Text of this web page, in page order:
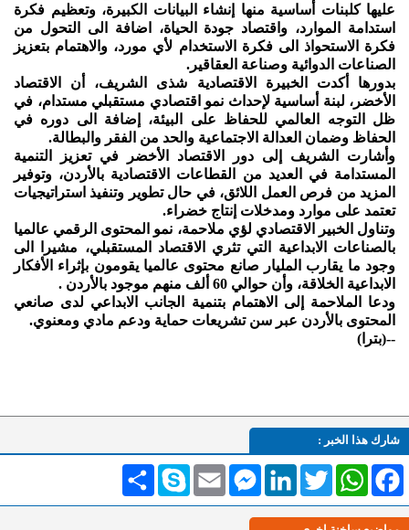
عليها كلبنات أساسية منها إنشاء البيانات الكبيرة، وتعظيم فكرة
استدامة الموارد، واقتصاد جودة الحياة، اضافة الى التحول من
فكرة الاستحواذ الى فكرة الاستخدام لأي مورد، والاهتمام بتعزيز
الصناعات الدوائية وصناعة العقاقير.
بدورها أكدت الخبيرة الاقتصادية شذى الشريف، أن الاقتصاد
الأخضر، لبنة أساسية لإحداث نمو اقتصادي مستقبلي مستدام، في
ظل التوجه العالمي للحفاظ على البيئة، إضافة الى دوره في
الحفاظ وضمان العدالة الاجتماعية والحد من الفقر والبطالة.
وأشارت الشريف إلى دور الاقتصاد الأخضر في تعزيز التنمية
المستدامة في العديد من القطاعات الاقتصادية بالأردن، وتوفير
المزيد من فرص العمل اللائق، في حال تطوير وتنفيذ استراتيجيات
تعتمد على موارد ومدخلات إنتاج خضراء.
وتناول الخبير الاقتصادي لؤي ملاحمة، نمو المحتوى الرقمي عالميا
بالصناعات الابداعية التي تثري الاقتصاد المستقبلي، مشيرا الى
وجود ما يقارب المليار صانع محتوى عالميا يقومون بإثراء الأفكار
الابداعية الخلاقة، وأن حوالي 60 ألف منهم موجود بالأردن .
ودعا الملاحمة إلى الاهتمام بتنمية الجانب الابداعي لدى صانعي
المحتوى بالأردن عبر سن تشريعات حماية ودعم مادي ومعنوي.
--(بترا)
شارك هذا الخبر :
انشر Skype Email
MessengerLinkedInTwitterWhatsAppFacebook